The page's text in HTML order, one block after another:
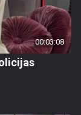
00:03:08